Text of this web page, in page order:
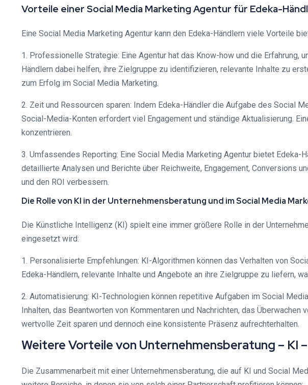
Vorteile einer Social Media Marketing Agentur für Edeka-
Eine Social Media Marketing Agentur kann den Edeka-Händlern viele Vorteile
1. Professionelle Strategie: Eine Agentur hat das Know-how und die
Händlern dabei helfen, ihre Zielgruppe zu identifizieren, relevante Inhalte zu
zum Erfolg im Social Media Marketing.
2. Zeit und Ressourcen sparen: Indem Edeka-Händler die Aufgabe des Social
Social-Media-Konten erfordert viel Engagement und ständige Aktualisierung.
konzentrieren.
3. Umfassendes Reporting: Eine Social Media Marketing Agentur bietet
detaillierte Analysen und Berichte über Reichweite, Engagement, Conversions
und den ROI verbessern.
Die Rolle von KI in der Unternehmensberatung und im Social Media
Die Künstliche Intelligenz (KI) spielt eine immer größere Rolle in der
eingesetzt wird:
1. Personalisierte Empfehlungen: KI-Algorithmen können das Verhalten von
Edeka-Händlern, relevante Inhalte und Angebote an ihre Zielgruppe zu liefern,
2. Automatisierung: KI-Technologien können repetitive Aufgaben im Social
Inhalten, das Beantworten von Kommentaren und Nachrichten, das
wertvolle Zeit sparen und dennoch eine konsistente Präsenz aufrechterhalten.
Weitere Vorteile von Unternehmensberatung – KI
Die Zusammenarbeit mit einer Unternehmensberatung, die auf KI und Social